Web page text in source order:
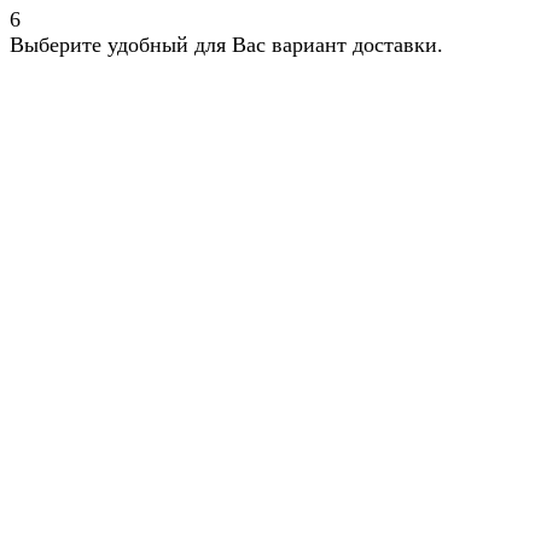
6
Выберите удобный для Вас вариант доставки.